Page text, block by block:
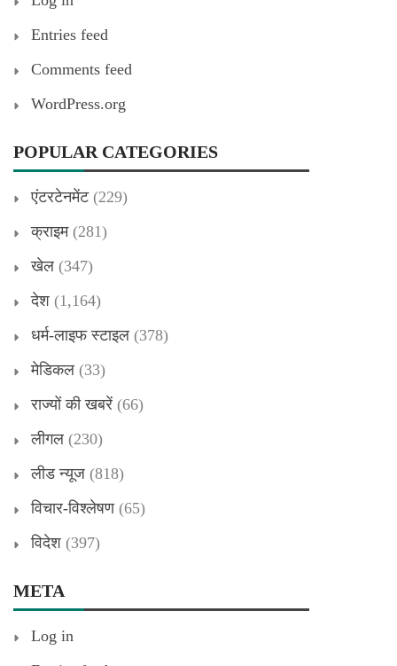
Entries feed
Comments feed
WordPress.org
POPULAR CATEGORIES
एंटरटेनमेंट(229)
क्राइम(281)
खेल (347)
देश (1,164)
धर्म-लाइफ स्टाइल (378)
मेडिकल (33)
राज्यों की खबरें (66)
लीगल (230)
लीड न्यूज (818)
विचार-विश्लेषण(65)
विदेश (397)
META
Log in